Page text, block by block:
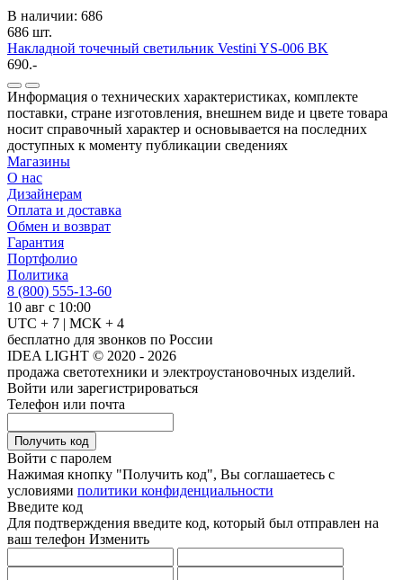
В наличии: 686
686 шт.
Накладной точечный светильник Vestini YS-006 BK
690.-
Информация о технических характеристиках, комплекте
поставки, стране изготовления, внешнем виде и цвете товара
носит справочный характер и основывается на последних
доступных к моменту публикации сведениях
Магазины
О нас
Дизайнерам
Оплата и доставка
Обмен и возврат
Гарантия
Портфолио
Политика
8 (800) 555-13-60
10 авг с 10:00
UTC + 7 | МСК + 4
бесплатно для звонков по России
IDEA LIGHT © 2020 - 2026
продажа светотехники и электроустановочных изделий.
Войти или зарегистрироваться
Телефон или почта
Получить код
Войти с паролем
Нажимая кнопку "Получить код", Вы соглашаетесь с
условиями политики конфиденциальности
Введите код
Для подтверждения введите код, который был отправлен на
ваш телефон Изменить